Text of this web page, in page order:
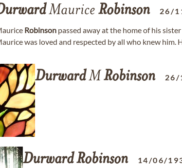
Maurice Robinson 26/
Robinson passed away at the home of his
was loved and respected by all who knew him.
DurwardM Robinson 26/
DurwardRobinson 14/06/